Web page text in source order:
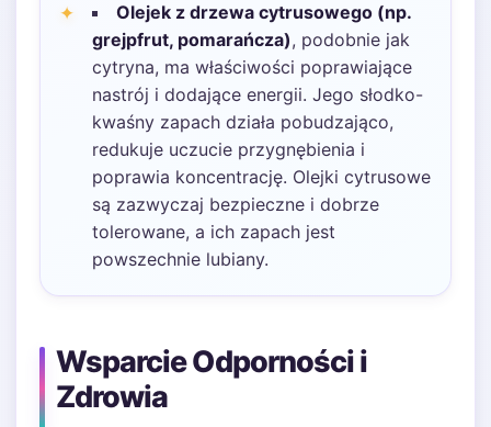
Olejek z drzewa cytrusowego (np.
grejpfrut, pomarańcza), podobnie jak
cytryna, ma właściwości poprawiające
nastrój i dodające energii. Jego słodko-
kwaśny zapach działa pobudzająco,
redukuje uczucie przygnębienia i
poprawia koncentrację. Olejki cytrusowe
są zazwyczaj bezpieczne i dobrze
tolerowane, a ich zapach jest
powszechnie lubiany.
Wsparcie Odporności i
Zdrowia